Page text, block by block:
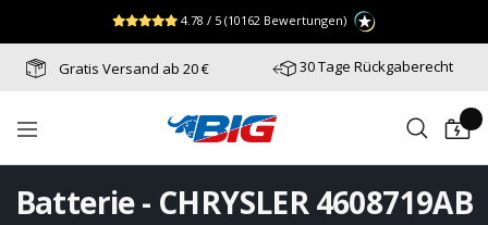
Zum Menü springen
Fußzeile springen
Barrierefreiheits-Widget öffnen
Inhalt
4.78 / 5 (10162 Bewertungen)
Gratis Versand ab 20 € 30 Tage Rückgaberecht
Navigation
Batterie-
Batterie - CHRYSLER 4608719AB